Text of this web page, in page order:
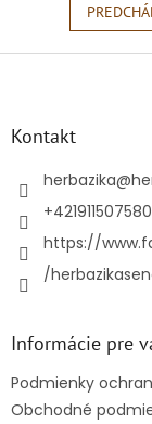
Z
Kontakt
herbazika@
+421911507580
https://
/
Informácie pre
Podmienky
Obchodné